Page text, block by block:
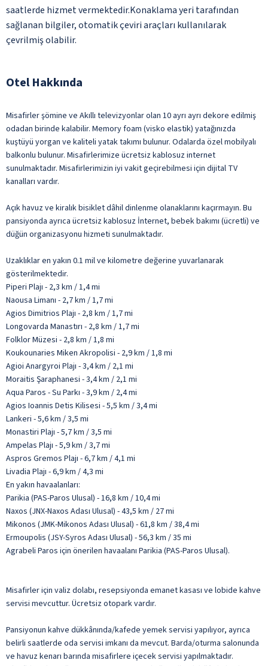
saatlerde hizmet vermektedir.Konaklama yeri tarafından
sağlanan bilgiler, otomatik çeviri araçları kullanılarak
çevrilmiş olabilir.
Otel Hakkında
Misafirler şömine ve Akıllı televizyonlar olan 10 ayrı ayrı dekore edilmiş
odadan birinde kalabilir. Memory foam (visko elastik) yatağınızda
kuştüyü yorgan ve kaliteli yatak takımı bulunur. Odalarda özel mobilyalı
balkonlu bulunur. Misafirlerimize ücretsiz kablosuz internet
sunulmaktadır. Misafirlerimizin iyi vakit geçirebilmesi için dijital TV
kanalları vardır.
Açık havuz ve kiralık bisiklet dâhil dinlenme olanaklarını kaçırmayın. Bu
pansiyonda ayrıca ücretsiz kablosuz İnternet, bebek bakımı (ücretli) ve
düğün organizasyonu hizmeti sunulmaktadır.
Uzaklıklar en yakın 0.1 mil ve kilometre değerine yuvarlanarak
gösterilmektedir.
Piperi Plajı - 2,3 km / 1,4 mi
Naousa Limanı - 2,7 km / 1,7 mi
Agios Dimitrios Plajı - 2,8 km / 1,7 mi
Longovarda Manastırı - 2,8 km / 1,7 mi
Folklor Müzesi - 2,8 km / 1,8 mi
Koukounaries Miken Akropolisi - 2,9 km / 1,8 mi
Agioi Anargyroi Plajı - 3,4 km / 2,1 mi
Moraitis Şaraphanesi - 3,4 km / 2,1 mi
Aqua Paros - Su Parkı - 3,9 km / 2,4 mi
Agios Ioannis Detis Kilisesi - 5,5 km / 3,4 mi
Lankeri - 5,6 km / 3,5 mi
Monastiri Plajı - 5,7 km / 3,5 mi
Ampelas Plajı - 5,9 km / 3,7 mi
Aspros Gremos Plajı - 6,7 km / 4,1 mi
Livadia Plajı - 6,9 km / 4,3 mi
En yakın havaalanları:
Parikia (PAS-Paros Ulusal) - 16,8 km / 10,4 mi
Naxos (JNX-Naxos Adası Ulusal) - 43,5 km / 27 mi
Mikonos (JMK-Mikonos Adası Ulusal) - 61,8 km / 38,4 mi
Ermoupolis (JSY-Syros Adası Ulusal) - 56,3 km / 35 mi
Agrabeli Paros için önerilen havaalanı Parikia (PAS-Paros Ulusal).
Misafirler için valiz dolabı, resepsiyonda emanet kasası ve lobide kahve
servisi mevcuttur. Ücretsiz otopark vardır.
Pansiyonun kahve dükkânında/kafede yemek servisi yapılıyor, ayrıca
belirli saatlerde oda servisi imkanı da mevcut. Barda/oturma salonunda
ve havuz kenarı barında misafirlere içecek servisi yapılmaktadır.